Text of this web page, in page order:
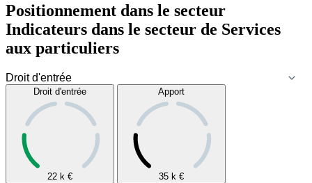
Positionnement dans le secteur
Indicateurs dans le secteur de Services
aux particuliers
Droit d'entrée
22 k €
Apport
35 k €